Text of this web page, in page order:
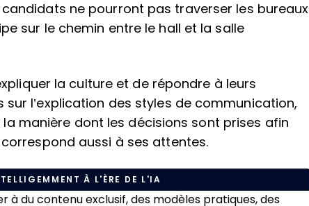
ne pourront pas traverser les bureaux
sur le chemin entre le hall et la salle
la culture et de répondre à leurs
l’explication des styles de communication,
manière dont les décisions sont prises afin
aussi à ses attentes.
À L'ÈRE DE L'IA
à du contenu exclusif, des modèles pratiques, des